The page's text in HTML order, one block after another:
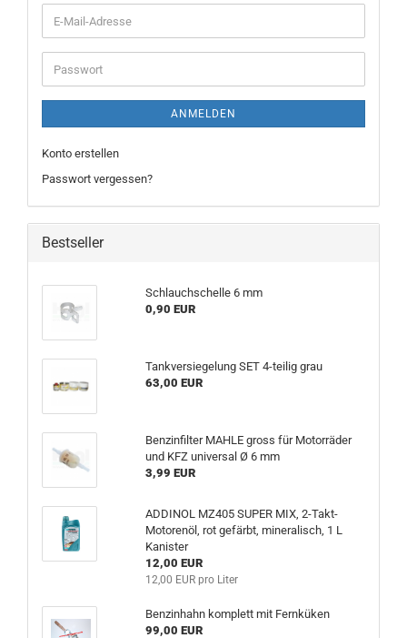
E-
Mail-
Adresse
Passwort
ANMELDEN
Konto erstellen
Passwort vergessen?
Bestseller
Schlauchschelle 6 mm
0,90 EUR
Tankversiegelung SET 4-teilig grau
63,00 EUR
Benzinfilter MAHLE gross für Motorräder
und KFZ universal Ø 6 mm
3,99 EUR
ADDINOL MZ405 SUPER MIX, 2-Takt-
Motorenöl, rot gefärbt, mineralisch, 1 L
Kanister
12,00 EUR
12,00 EUR pro Liter
Benzinhahn komplett mit Fernküken
99,00 EUR